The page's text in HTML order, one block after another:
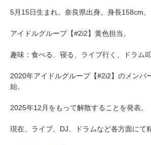
5月15日生まれ。奈良県出身。身長158cm。
アイドルグループ【#2i2】黄色担当。
趣味：食べる、寝る、ライブ行く、ドラム
2020年アイドルグループ【#2i2】のメンバ
始。
2025年12月をもって解散することを発表。
現在、ライブ、DJ、ドラムなど各方面にて